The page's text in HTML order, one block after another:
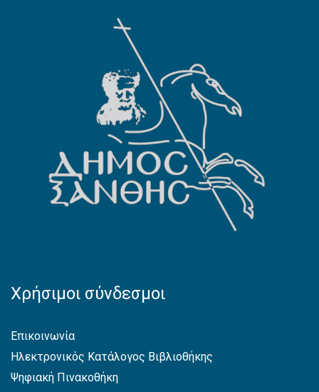
Χρήσιμοι σύνδεσμοι
Επικοινωνία
Ηλεκτρονικός Κατάλογος Βιβλιοθήκης
Ψηφιακή Πινακοθήκη